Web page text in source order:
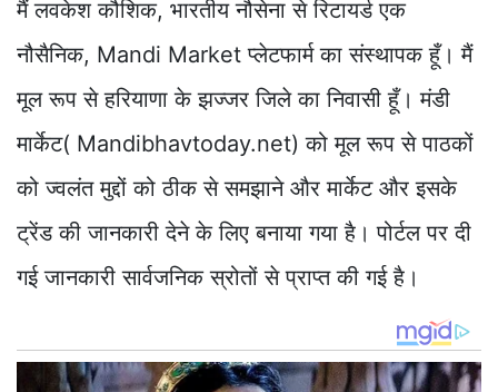
मैं लवकेश कौशिक, भारतीय नौसेना से रिटायर्ड एक
नौसैनिक, Mandi Market प्लेटफार्म का संस्थापक हूँ। मैं
मूल रूप से हरियाणा के झज्जर जिले का निवासी हूँ। मंडी
मार्केट( Mandibhavtoday.net) को मूल रूप से पाठकों
को ज्वलंत मुद्दों को ठीक से समझाने और मार्केट और इसके
ट्रेंड की जानकारी देने के लिए बनाया गया है। पोर्टल पर दी
गई जानकारी सार्वजनिक स्रोतों से प्राप्त की गई है।